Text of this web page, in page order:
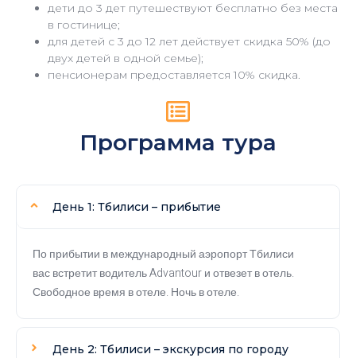
дети до 3 дет путешествуют бесплатно без места
в гостинице;
для детей с 3 до 12 лет действует скидка 50% (до
двух детей в одной семье);
пенсионерам предоставляется 10% скидка.
Программа тура
День 1: Тбилиси – прибытие
По прибытии в международный аэропорт Тбилиси
вас встретит водитель Advantour и отвезет в отель.
Свободное время в отеле. Ночь в отеле.
День 2: Тбилиси – экскурсия по городу